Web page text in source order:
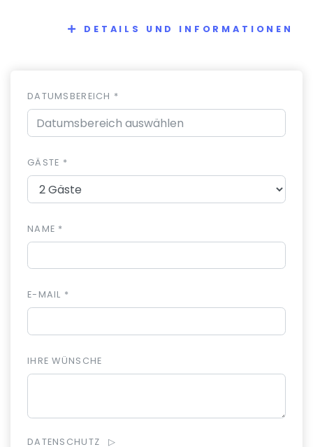
DETAILS UND INFORMATIONEN
DATUMSBEREICH *
GÄSTE *
NAME *
E-MAIL *
IHRE WÜNSCHE
DATENSCHUTZ